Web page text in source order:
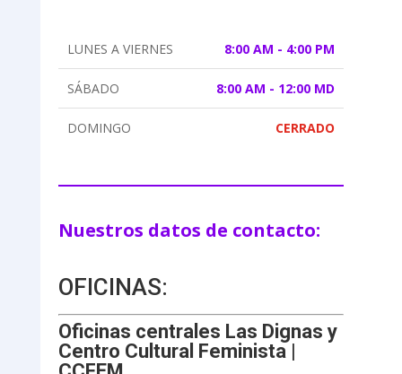
LUNES A VIERNES 8:00 AM - 4:00 PM
SÁBADO 8:00 AM - 12:00 MD
DOMINGO CERRADO
Nuestros datos de contacto:
OFICINAS:
Oficinas centrales Las Dignas y
Centro Cultural Feminista |